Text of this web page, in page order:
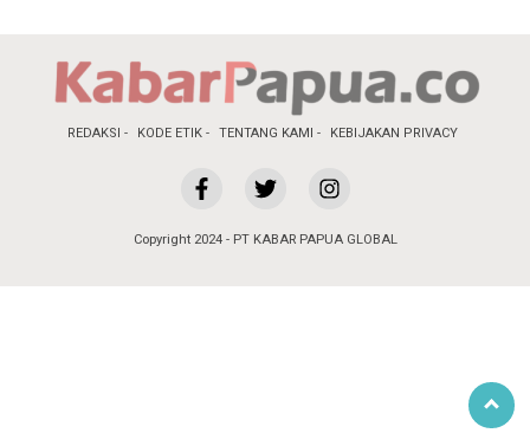
REDAKSI KODE ETIK TENTANG KAMI KEBIJAKAN PRIVACY
Copyright 2024 - PT KABAR PAPUA GLOBAL